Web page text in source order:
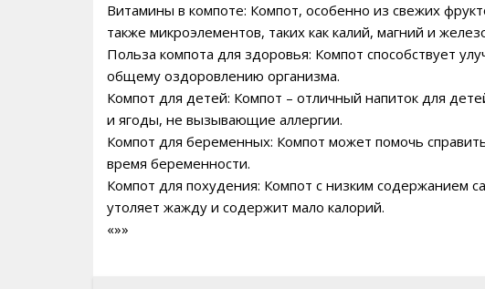
Витамины в компоте: Компот, особенно из свежих
также микроэлементов, таких как калий, магний и
Польза компота для здоровья: Компот способствует
общему оздоровлению организма.
Компот для детей: Компот – отличный напиток для
и ягоды, не вызывающие аллергии.
Компот для беременных: Компот может помочь
время беременности.
Компот для похудения: Компот с низким содержанием
утоляет жажду и содержит мало калорий.
«»»